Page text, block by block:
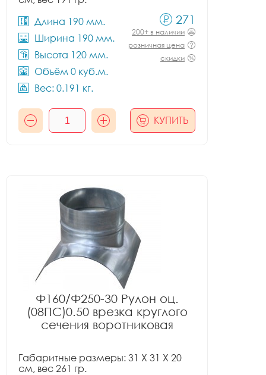
Длина 190 мм.
Ширина 190 мм.
Высота 120 мм.
Объём 0 куб.м.
Вес: 0.191 кг.
271
200+ в наличии
розничная цена
скидки
КУПИТЬ
Ф160/Ф250-30 Рулон оц.
(08ПС)0.50 врезка круглого
сечения воротниковая
Габаритные размеры: 31 X 31 X 20
см, вес 261 гр.